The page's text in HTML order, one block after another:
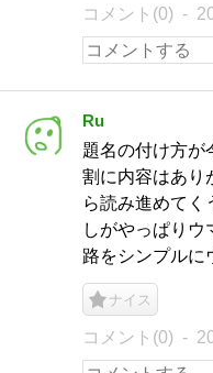
コメント(0)
Ru
題名の付け方が
割に内容はあり
ら読み進めてく
しがやっぱりウ
路をシンプルに
ナイス
コメント(0)